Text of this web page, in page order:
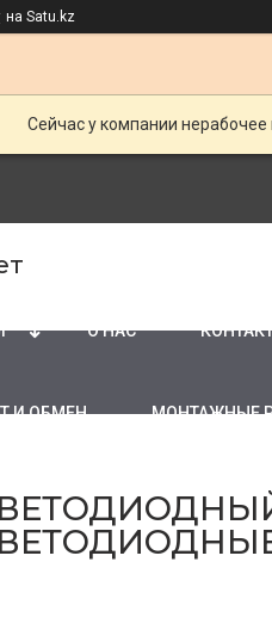
на Satu.kz
Сейчас у компании
О НАС
И ОБМЕН МОНТАЖНЫЕ